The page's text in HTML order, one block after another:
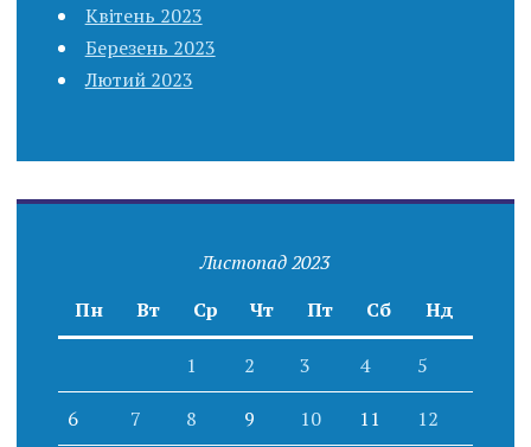
Квітень 2023
Березень 2023
Лютий 2023
Листопад 2023
Пн
Вт Ср Чт Пт Сб Нд
1 2 3 4 5
6 7 8 9 10 11 12